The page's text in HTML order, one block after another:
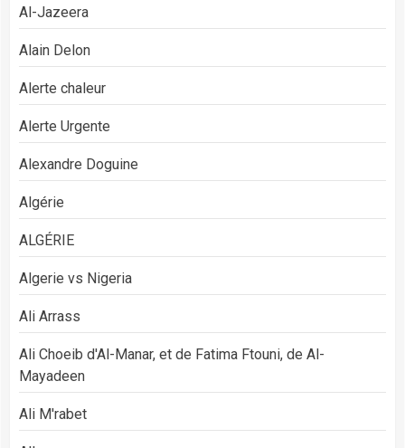
Al-Jazeera
Alain Delon
Alerte chaleur
Alerte Urgente
Alexandre Doguine
Algérie
ALGÉRIE
Algerie vs Nigeria
Ali Arrass
Ali Choeib d'Al-Manar, et de Fatima Ftouni, de Al-
Mayadeen
Ali M'rabet